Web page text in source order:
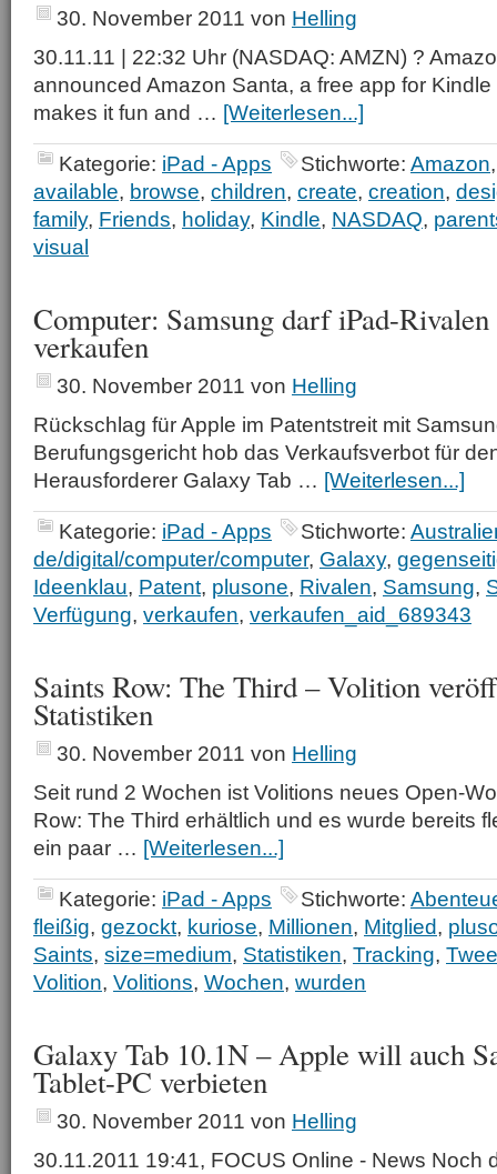
30. November 2011 von Helling
30.11.11 | 22:32 Uhr (NASDAQ: AMZN) ?
announced Amazon Santa, a free app for
makes it fun and … [Weiterlesen...]
Kategorie: iPad - Apps Stichworte: Amazon
available, browse, children, create, creation,
family, Friends, holiday, Kindle, NASDAQ,
visual
Computer: Samsung darf iPad-
verkaufen
30. November 2011 von Helling
Rückschlag für Apple im Patentstreit mit
Berufungsgericht hob das Verkaufsverbot für
Herausforderer Galaxy Tab … [Weiterlesen...]
Kategorie: iPad - Apps Stichworte:
de/digital/computer/computer, Galaxy,
Ideenklau, Patent, plusone, Rivalen, Samsung,
Verfügung, verkaufen, verkaufen_aid_689343
Saints Row: The Third – Volition
Statistiken
30. November 2011 von Helling
Seit rund 2 Wochen ist Volitions neues Open-
Row: The Third erhältlich und es wurde bereits
ein paar … [Weiterlesen...]
Kategorie: iPad - Apps Stichworte:
fleißig, gezockt, kuriose, Millionen, Mitglied,
Saints, size=medium, Statistiken, Tracking,
Volition, Volitions, Wochen, wurden
Galaxy Tab 10.1N – Apple will auch
Tablet-PC verbieten
30. November 2011 von Helling
30.11.2011 19:41, FOCUS Online - News Noch